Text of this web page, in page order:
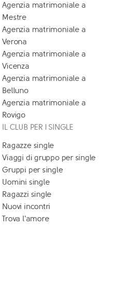
Agenzia matrimoniale a
Mestre
Agenzia matrimoniale a
Verona
Agenzia matrimoniale a
Vicenza
Agenzia matrimoniale a
Belluno
Agenzia matrimoniale a
Rovigo
IL CLUB PER I SINGLE
Ragazze single
Viaggi di gruppo per single
Gruppi per single
Uomini single
Ragazzi single
Nuovi incontri
Trova l'amore